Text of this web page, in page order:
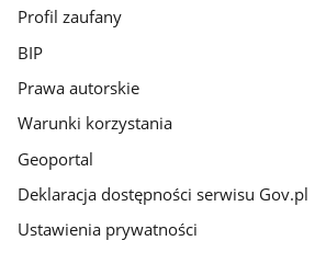
Profil zaufany
BIP
Prawa autorskie
Warunki korzystania
Geoportal
Deklaracja dostępności serwisu Gov.pl
Ustawienia prywatności